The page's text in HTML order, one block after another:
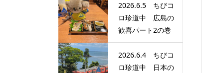
2026.6.5 ちびコ
ロ珍道中 広島の
歓喜パート2の巻
2026.6.4 ちびコ
ロ珍道中 日本の